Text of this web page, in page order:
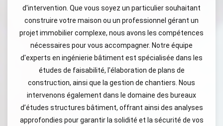
d'intervention. Que vous soyez un particulier souhaitant
construire votre maison ou un professionnel gérant un
projet immobilier complexe, nous avons les compétences
nécessaires pour vous accompagner. Notre équipe
d'experts en ingénierie bâtiment est spécialisée dans les
études de faisabilité, l'élaboration de plans de
construction, ainsi que la gestion de chantiers. Nous
intervenons également dans le domaine des bureaux
d’études structures bâtiment, offrant ainsi des analyses
approfondies pour garantir la solidité et la sécurité de vos